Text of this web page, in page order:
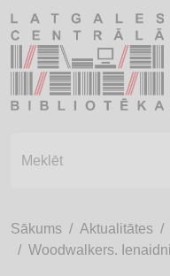
Sākums Aktualitātes
Woodwalkers.